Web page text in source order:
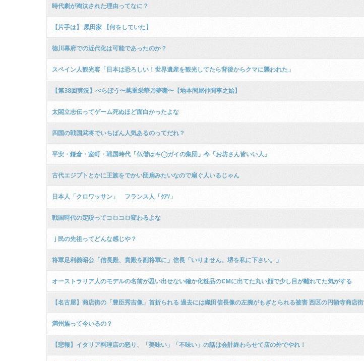
時代劇が淘汰された理由ってなに？
【片手は】 黒田家 【何をしていた】
徳川幕府での近代化は可能であったのか？
スペイン人観光客「日本は恐ろしい！世界遺産を観光してたら背後からクマに襲われた」
【第38回実況】べらぼう〜蔦重栄華乃夢噺〜【地本問屋仲間事之始】
太閤立志伝ってゲーム死ぬほど面白かったよな
四国の戦国武将でいちばん人気あるのってだれ？
平安・鎌倉・室町・戦国時代「仏僧はキ◯ガイの集団」今「お坊さん皆いい人」
古代エジプトとかに王族をでかい団扇みたいなので扇ぐ人いるじゃん
日本人「クロワッサン」 フランス人「ｸｱｿ」
戦国時代の定説ってコロコロ変わるよな
ｊ民の先祖ってどんな感じや？
将軍足利義昭公「信長殿、貴殿を副将軍に」信長「いりません。堺を私に下さい。」
オーストラリア人のモデルの名前が思い出せない確か化粧品のCMに出てた丸い顔で少し目が離れてた気がする
【名古屋】商店街の「豊臣秀吉像」首折られる 過去には織田信長像の左腕がもぎとられる被害 西区の円頓寺商店街
満州族って今いるの？
【悲報】イタリア料理店の怒り、「美味い」「不味い」の話は会計終わらせて店の外でやれ！